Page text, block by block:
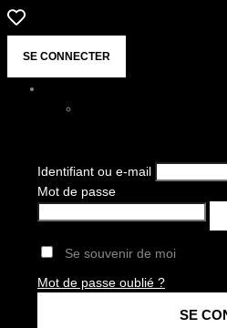
SE CONNECTER
Identifiant ou e-mail
Mot de passe
Se souvenir de moi
Mot de passe oublié ?